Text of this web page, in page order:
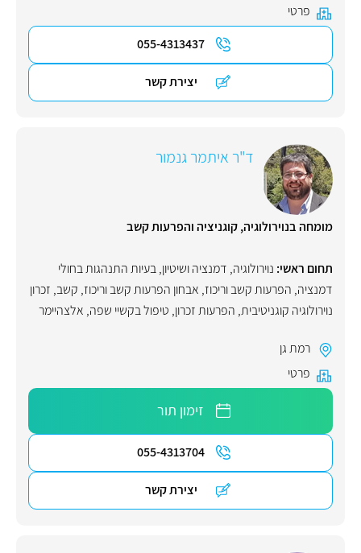
פרטי
055-4313437
יצירת קשר
ד"ר איתמר גנמור
מומחה בנוירולוגיה, קוגניציה והפרעות קשב
תחום ראשי: נוירולוגיה, דמנציה ושיטיון,בעיות התנהגות בחולי
דמנציה, הפרעות קשב וריכוז, אבחון הפרעות קשב וריכוז, קשב, זכרון
נוירולוגיה קוגניטיבית, הפרעות זכרון, טיפול בקשיי שפה, אלצהיימר
רמת גן
פרטי
זימון תור
055-4313704
יצירת קשר